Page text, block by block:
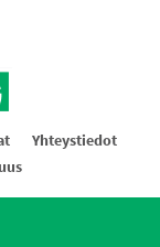
Yhteystiedot